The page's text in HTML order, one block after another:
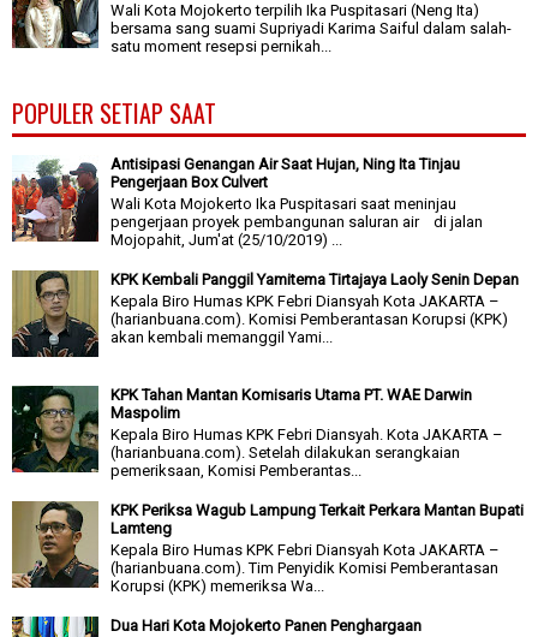
Wali Kota Mojokerto terpilih Ika Puspitasari (Neng Ita)
bersama sang suami Supriyadi Karima Saiful dalam salah-
satu moment resepsi pernikah...
POPULER SETIAP SAAT
Antisipasi Genangan Air Saat Hujan, Ning Ita Tinjau
Pengerjaan Box Culvert
Wali Kota Mojokerto Ika Puspitasari saat meninjau
pengerjaan proyek pembangunan saluran air di jalan
Mojopahit, Jum'at (25/10/2019) ...
KPK Kembali Panggil Yamitema Tirtajaya Laoly Senin Depan
Kepala Biro Humas KPK Febri Diansyah Kota JAKARTA –
(harianbuana.com). Komisi Pemberantasan Korupsi (KPK)
akan kembali memanggil Yami...
KPK Tahan Mantan Komisaris Utama PT. WAE Darwin
Maspolim
Kepala Biro Humas KPK Febri Diansyah. Kota JAKARTA –
(harianbuana.com). Setelah dilakukan serangkaian
pemeriksaan, Komisi Pemberantas...
KPK Periksa Wagub Lampung Terkait Perkara Mantan Bupati
Lamteng
Kepala Biro Humas KPK Febri Diansyah Kota JAKARTA –
(harianbuana.com). Tim Penyidik Komisi Pemberantasan
Korupsi (KPK) memeriksa Wa...
Dua Hari Kota Mojokerto Panen Penghargaan